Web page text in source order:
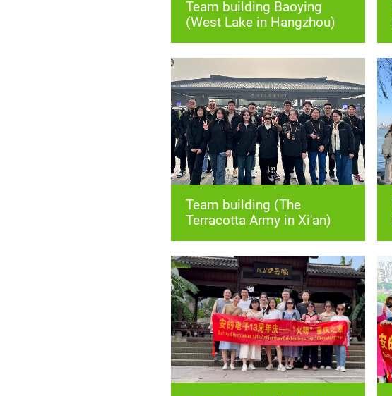
(West Lake in Hangzhou)
Terracotta Army in Xi'an)